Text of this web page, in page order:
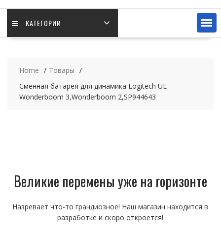
КАТЕГОРИИ
Home
Товары
Сменная батарея для динамика Logitech UE
Wonderboom 3,Wonderboom 2,SP944643
Великие перемены уже на горизонте
Назревает что-то грандиозное! Наш магазин находится в
разработке и скоро откроется!